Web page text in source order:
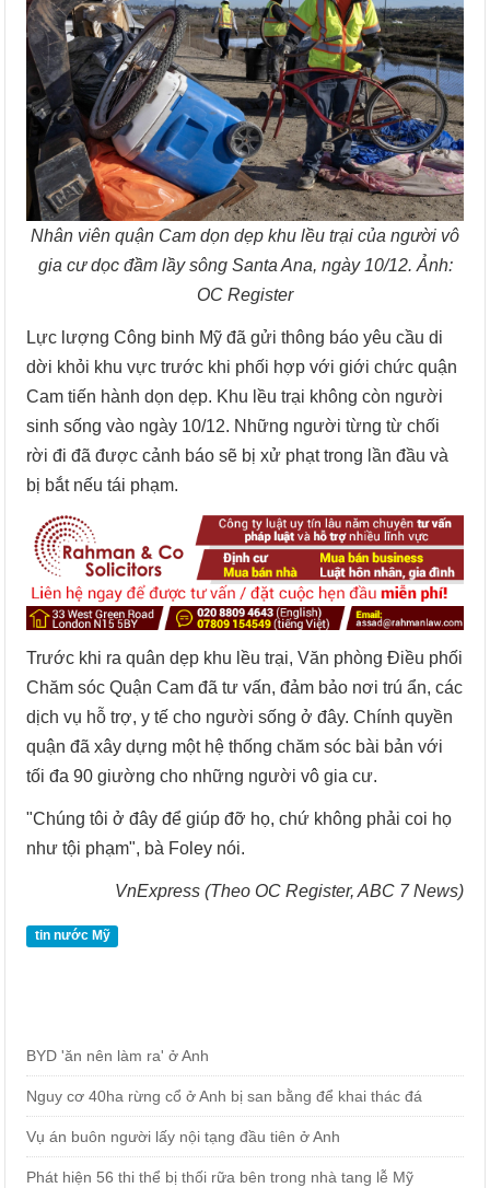
Nhân viên quận Cam dọn dẹp khu lều trại của người vô
gia cư dọc đầm lầy sông Santa Ana, ngày 10/12. Ảnh:
OC Register
Lực lượng Công binh Mỹ đã gửi thông báo yêu cầu di
dời khỏi khu vực trước khi phối hợp với giới chức quận
Cam tiến hành dọn dẹp. Khu lều trại không còn người
sinh sống vào ngày 10/12. Những người từng từ chối
rời đi đã được cảnh báo sẽ bị xử phạt trong lần đầu và
bị bắt nếu tái phạm.
Trước khi ra quân dẹp khu lều trại, Văn phòng Điều phối
Chăm sóc Quận Cam đã tư vấn, đảm bảo nơi trú ẩn, các
dịch vụ hỗ trợ, y tế cho người sống ở đây. Chính quyền
quận đã xây dựng một hệ thống chăm sóc bài bản với
tối đa 90 giường cho những người vô gia cư.
"Chúng tôi ở đây để giúp đỡ họ, chứ không phải coi họ
như tội phạm", bà Foley nói.
VnExpress (Theo OC Register, ABC 7 News)
tin nước Mỹ
BYD 'ăn nên làm ra' ở Anh
Nguy cơ 40ha rừng cổ ở Anh bị san bằng để khai thác đá
Vụ án buôn người lấy nội tạng đầu tiên ở Anh
Phát hiện 56 thi thể bị thối rữa bên trong nhà tang lễ Mỹ